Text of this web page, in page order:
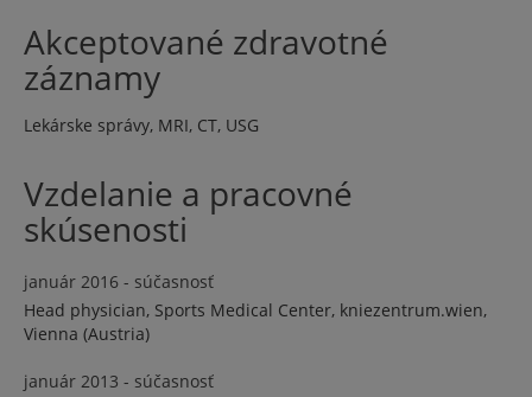
Akceptované zdravotné
záznamy
Lekárske správy, MRI, CT, USG
Vzdelanie a pracovné
skúsenosti
január 2016 - súčasnosť
Head physician, Sports Medical Center, kniezentrum.wien,
Vienna (Austria)
január 2013 - súčasnosť